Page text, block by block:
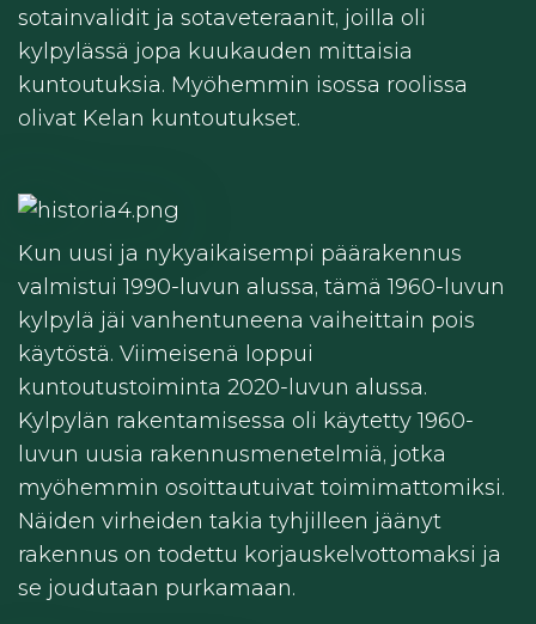
sotainvalidit ja sotaveteraanit, joilla oli
kylpylässä jopa kuukauden mittaisia
kuntoutuksia. Myöhemmin isossa roolissa
olivat Kelan kuntoutukset.
Kun uusi ja nykyaikaisempi päärakennus
valmistui 1990-luvun alussa, tämä 1960-luvun
kylpylä jäi vanhentuneena vaiheittain pois
käytöstä. Viimeisenä loppui
kuntoutustoiminta 2020-luvun alussa.
Kylpylän rakentamisessa oli käytetty 1960-
luvun uusia rakennusmenetelmiä, jotka
myöhemmin osoittautuivat toimimattomiksi.
Näiden virheiden takia tyhjilleen jäänyt
rakennus on todettu korjauskelvottomaksi ja
se joudutaan purkamaan.